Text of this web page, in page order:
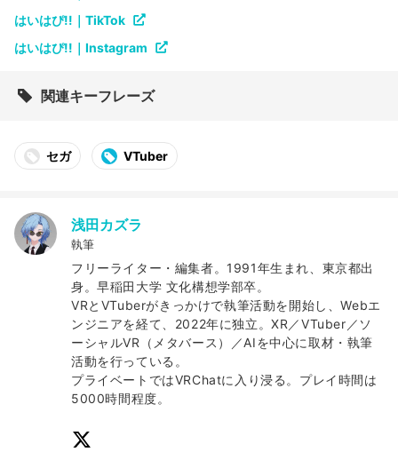
はいはぴ!!｜TikTok
はいはぴ!!｜Instagram
関連キーフレーズ
セガ VTuber
浅田カズラ
執筆
フリーライター・編集者。1991年生まれ、東京都出
身。早稲田大学 文化構想学部卒。
VRとVTuberがきっかけで執筆活動を開始し、Webエ
ンジニアを経て、2022年に独立。XR／VTuber／ソ
ーシャルVR（メタバース）／AIを中心に取材・執筆
活動を行っている。
プライベートではVRChatに入り浸る。プレイ時間は
5000時間程度。